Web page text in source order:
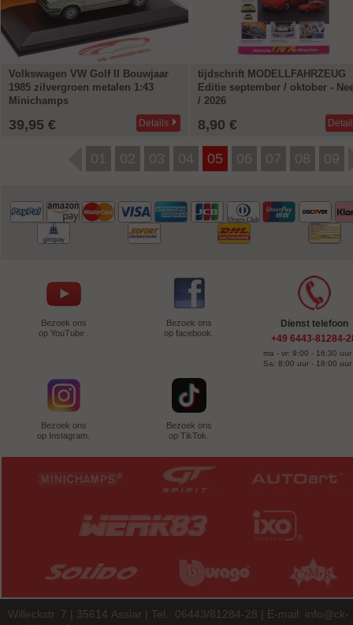
Volkswagen VW Golf II Bouwjaar
1985 zilvergroen metalen 1:43
Minichamps
39,95 € Details
tijdschrift MODELLFAHRZEUG
Editie september / oktober -
/ 2026
8,90 €
01 02 03 04 05 06 07 08 09
Bezoek ons
op YouTube .
Bezoek ons
op facebook.
Bezoek ons
op Instagram.
Bezoek ons
op TikTok.
Dienst telefoon
+49 6443-81284-
ma - vr: 9:00 - 16:30 uur
Sa: 8:00 uur - 18:00 uur
Willeckstr. 7 | 35614 Asslar | Tel.: 06443/81284-28 | E-mail: info@ck-